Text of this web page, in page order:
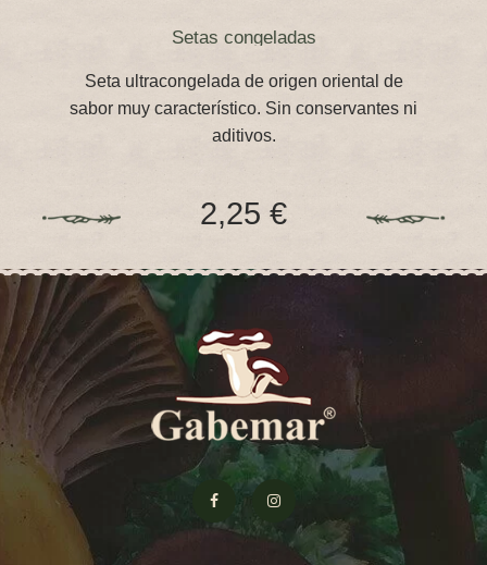
Setas congeladas
Seta ultracongelada de origen oriental de
sabor muy característico. Sin conservantes ni
aditivos.
2,25 €